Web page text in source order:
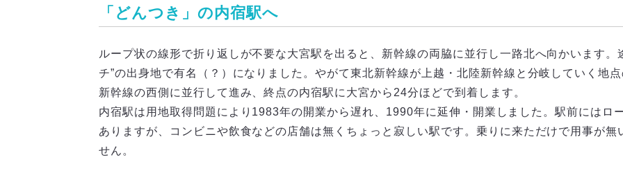
「どんつき」の内宿駅へ
ループ状の線形で折り返しが不要な大宮駅を出ると、新幹線の両脇に並行し一路北へ向かいます
チ”の出身地で有名（？）になりました。やがて東北新幹線が上越・北陸新幹線と分岐していく地
新幹線の西側に並行して進み、終点の内宿駅に大宮から24分ほどで到着します。
内宿駅は用地取得問題により1983年の開業から遅れ、1990年に延伸・開業しました。駅前にはロ
ありますが、コンビニや飲食などの店舗は無くちょっと寂しい駅です。乗りに来ただけで用事が
せん。